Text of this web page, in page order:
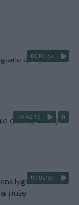
00:00:57
darbo
00:42:12
diskusija: Rusija
00:02:33
lygio –
įtūžę